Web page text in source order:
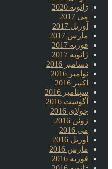
ژانویه 2020
می 2017
آوریل 2017
مارس 2017
فوریه 2017
ژانویه 2017
دسامبر 2016
نوامبر 2016
اکتبر 2016
سپتامبر 2016
آگوست 2016
جولای 2016
ژوئن 2016
می 2016
آوریل 2016
مارس 2016
فوریه 2016